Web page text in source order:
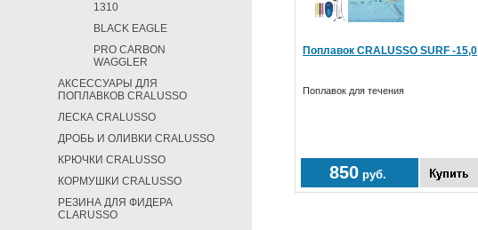
1310
BLACK EAGLE
PRO CARBON
WAGGLER
АКСЕССУАРЫ ДЛЯ
ПОПЛАВКОВ CRALUSSO
ЛЕСКА CRALUSSO
ДРОБЬ И ОЛИВКИ CRALUSSO
КРЮЧКИ CRALUSSO
КОРМУШКИ CRALUSSO
РЕЗИНА ДЛЯ ФИДЕРА
CLARUSSO
Поплавок CRALUSSO SURF -15,0
Поплавок для течения
850 руб.